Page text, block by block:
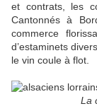
et contrats, les
Cantonnés à
commerce
d’estaminets
le vin coule à flot.
La